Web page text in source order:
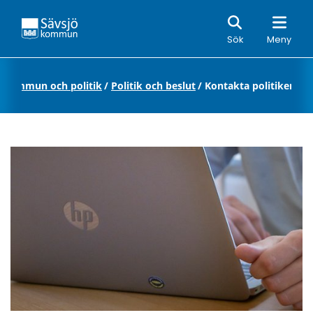
Sök Meny
Sök
Kommun och politik/ Politik och beslut/ Kontakta politiker